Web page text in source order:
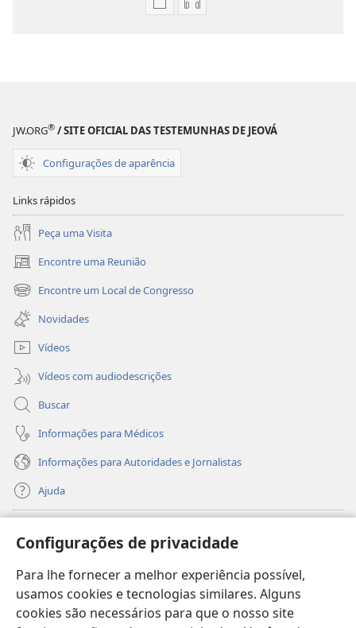
Configurações de privacidade
Para lhe fornecer a melhor experiência possível,
usamos cookies e tecnologias similares. Alguns
cookies são necessários para que o nosso site
Opções
SENTINELA
Opções
SENTINELA
JW.ORG® / SITE OFICIAL DAS TESTEMUNHAS DE JEOVÁ
Configurações de aparência
Links rápidos
Peça uma Visita
Encontre uma Reunião
(abre
nova
janela)
Encontre um Local de Congresso
(abre
nova
janela)
Novidades
Vídeos
Vídeos com audiodescrições
Buscar
Informações para Médicos
Informações para Autoridades e Jornalistas
Ajuda
(abre
nova
janela)
Biblioteca On-line da Torre de Vigia™
(abre
nova
janela)JW Hub
(abre